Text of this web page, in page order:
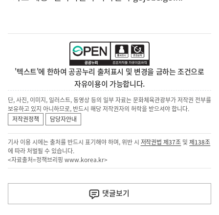
'텍스트'에 한하여 공공누리 출처표시 및 변경을 금하는 조건으로
자유이용이 가능합니다.
단, 사진, 이미지, 일러스트, 동영상 등의 일부 자료는 문화체육관광부가 저작권 전부를
보유하고 있지 아니하므로, 반드시 해당 저작권자의 허락을 받으셔야 합니다.
저작권정책
담당자안내
기사 이용 시에는 출처를 반드시 표기해야 하며, 위반 시 저작권법 제37조 및제138조
에 따라 처벌될 수 있습니다.
<자료출처=정책브리핑 www.korea.kr>
다
댓글보기